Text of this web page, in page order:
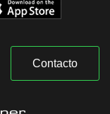
Contacto